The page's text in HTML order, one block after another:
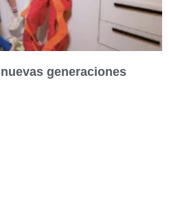
generaciones